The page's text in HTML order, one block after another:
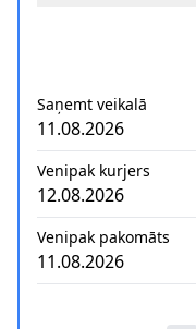
Saņemt veikalā
11.08.2026
Venipak kurjers
12.08.2026
Venipak pakomāts
11.08.2026